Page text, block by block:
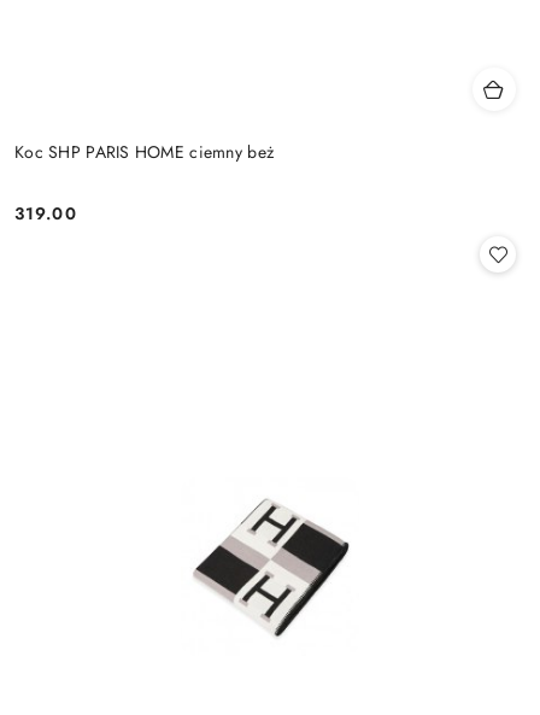
Koc SHP PARIS HOME ciemny beż
Cena:
319.00